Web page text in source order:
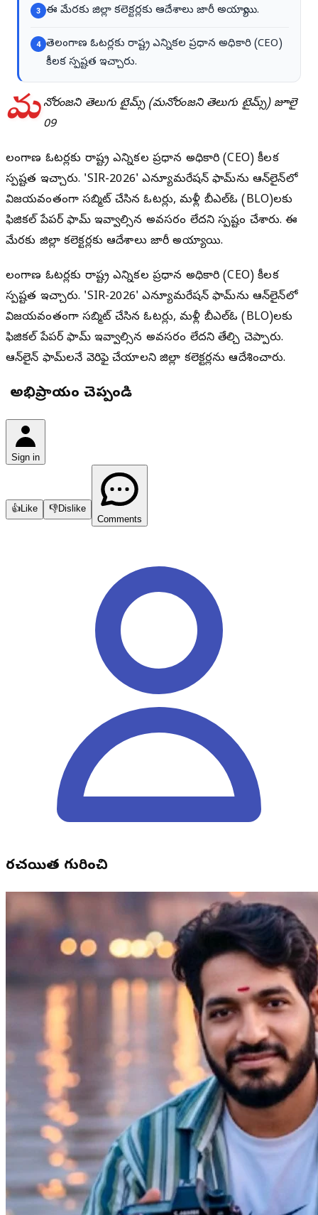
3 ఈ మేరకు జిల్లా కలెక్టర్లకు ఆదేశాలు జారీ అయ్యాయి.
4
తెలంగాణ ఓటర్లకు రాష్ట్ర ఎన్నికల ప్రధాన అధికారి (CEO)
కీలక స్పష్టత ఇచ్చారు.
మ నోరంజని తెలుగు టైమ్స్ (మనోరంజని తెలుగు టైమ్స్) జూలై
09
తెలంగాణ ఓటర్లకు రాష్ట్ర ఎన్నికల ప్రధాన అధికారి (CEO) కీలక
స్పష్టత ఇచ్చారు. 'SIR-2026' ఎన్యూమరేషన్ ఫామ్‌ను ఆన్‌లైన్‌లో
విజయవంతంగా సబ్మిట్ చేసిన ఓటర్లు, మళ్లీ బీఎల్ఓ (BLO)లకు
ఫిజికల్ పేపర్ ఫామ్ ఇవ్వాల్సిన అవసరం లేదని స్పష్టం చేశారు. ఈ
మేరకు జిల్లా కలెక్టర్లకు ఆదేశాలు జారీ అయ్యాయి.
తెలంగాణ ఓటర్లకు రాష్ట్ర ఎన్నికల ప్రధాన అధికారి (CEO) కీలక
స్పష్టత ఇచ్చారు. 'SIR-2026' ఎన్యూమరేషన్ ఫామ్‌ను ఆన్‌లైన్‌లో
విజయవంతంగా సబ్మిట్ చేసిన ఓటర్లు, మళ్లీ బీఎల్ఓ (BLO)లకు
ఫిజికల్ పేపర్ ఫామ్ ఇవ్వాల్సిన అవసరం లేదని తేల్చి చెప్పారు.
ఆన్‌లైన్ ఫామ్‌లనే వెరిఫై చేయాలని జిల్లా కలెక్టర్లను ఆదేశించారు.
మీ అభిప్రాయం చెప్పండి
Sign in
👍Like 👎Dislike
Comments
రచయిత గురించి